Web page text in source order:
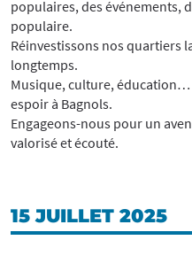
populaires, des événements,
populaire.
Réinvestissons nos quartiers
longtemps.
Musique, culture, éducation…
espoir à Bagnols.
Engageons-nous pour un
valorisé et écouté.
15 JUILLET 2025